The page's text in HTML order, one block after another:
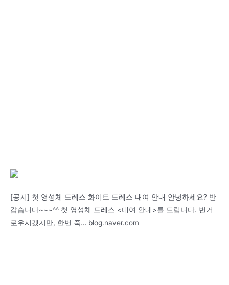
[공지] 첫 영성체 드레스 화이트 드레스 대여 안내 안녕하세요? 반
갑습니다~~~^^ 첫 영성체 드레스 <대여 안내>를 드립니다. 번거
로우시겠지만, 한번 죽… blog.naver.com